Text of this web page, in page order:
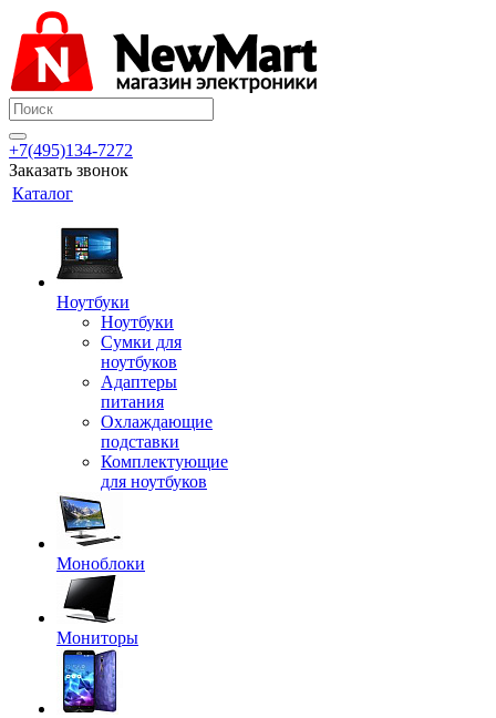
+7(495)134-7272
Заказать звонок
Каталог
Ноутбуки
Ноутбуки
Сумки для
ноутбуков
Адаптеры
питания
Охлаждающие
подставки
Комплектующие
для ноутбуков
Моноблоки
Мониторы